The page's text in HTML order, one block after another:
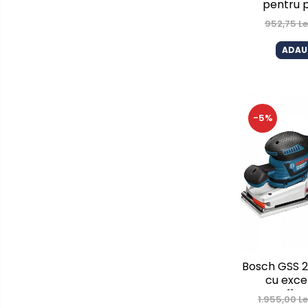
pentru
952,75
-5%
Bosch GSS
cu
1.955,00